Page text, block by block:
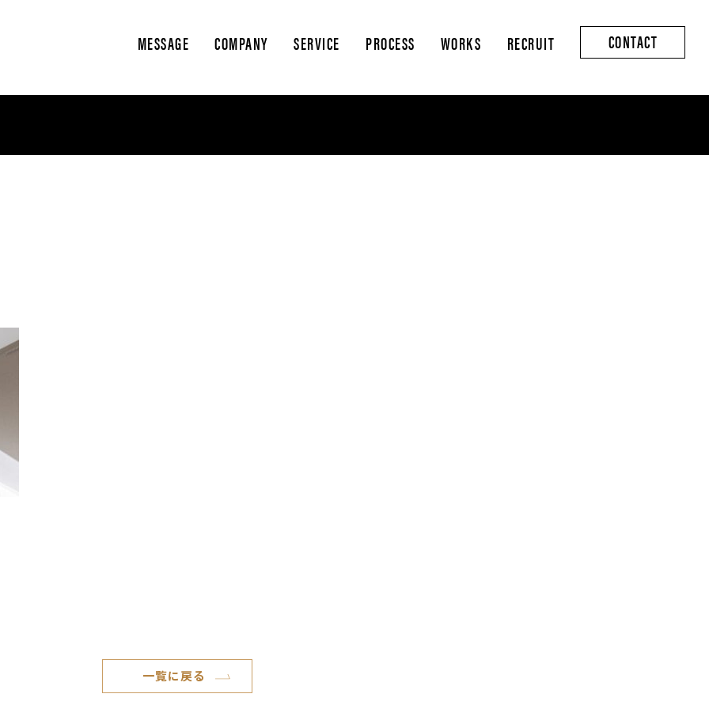
MESSAGE COMPANY SERVICE PROCESS WORKS RECRUIT CONTACT
一覧に戻る